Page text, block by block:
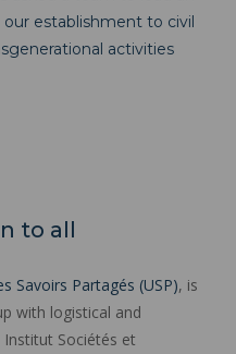
establishment to civil
activities
to all
Savoirs Partagés (USP), is
with logistical and
Sociétés et